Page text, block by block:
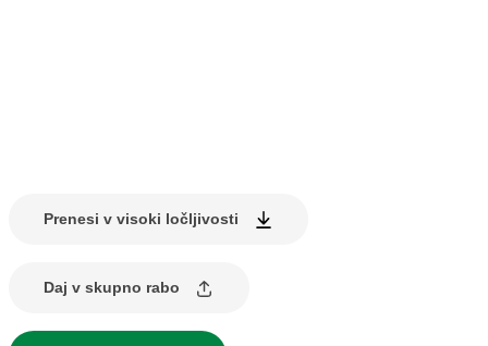
Prenesi v visoki ločljivosti
Daj v skupno rabo